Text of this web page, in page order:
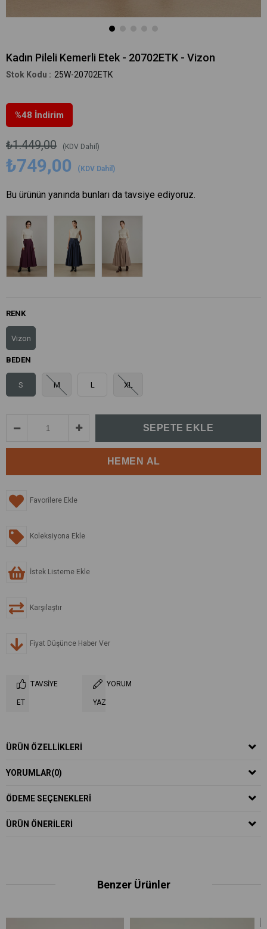
Kadın Pileli Kemerli Etek - 20702ETK - Vizon
25W-20702ETK
%48 İndirim
₺1.449,00 (KDV Dahil)
₺749,00 (KDV Dahil)
Bu ürünün yanında bunları da tavsiye ediyoruz.
RENK
Vizon
BEDEN
S M L XL
Favorilere Ekle
Koleksiyona Ekle
İstek Listeme Ekle
Karşılaştır
Fiyat Düşünce Haber Ver
TAVSIYE
ET
YORUM
YAZ
ÜRÜN ÖZELLIKLERI
YORUMLAR(0)
ÖDEME SEÇENEKLERI
ÜRÜN ÖNERILERI
Benzer Ürünler